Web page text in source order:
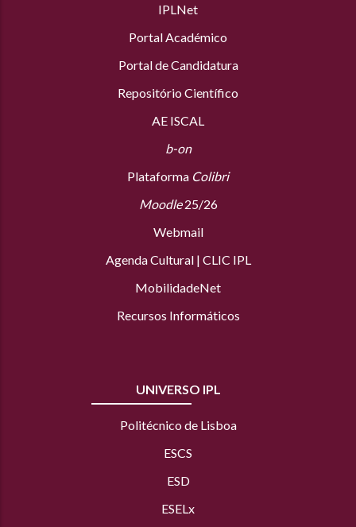
IPLNet
Portal Académico
Portal de Candidatura
Repositório Científico
AE ISCAL
b-on
Plataforma Colibri
Moodle25/26
Webmail
Agenda Cultural| CLIC IPL
MobilidadeNet
Recursos Informáticos
UNIVERSO IPL
Politécnico de Lisboa
ESCS
ESD
ESELx